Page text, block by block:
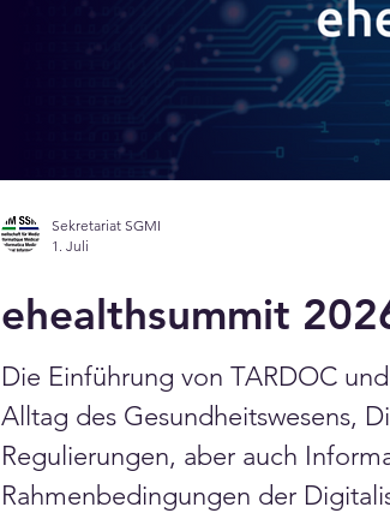
ehealthsummit
Die Einführung von TARDOC
Alltag des Gesundheitswesens,
Regulierungen, aber auch
Rahmenbedingungen der
Sekretariat SGMI
1. Juli